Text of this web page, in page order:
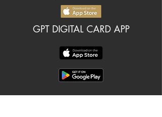
GPT DIGITAL CARD APP